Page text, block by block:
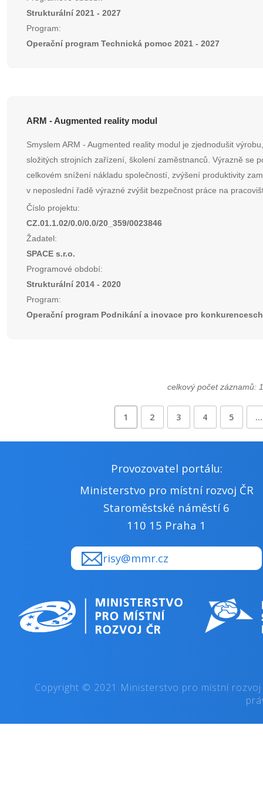
Strukturální 2021 - 2027
Program:
Operační program Technická pomoc 2021 - 2027
ARM - Augmented reality modul
Smyslem ARM - Augmented reality modul je zjednodušit
složitých strojních zařízení, školení zaměstnanců. Výrazně se
celkovém snížení nákladu společností, zvýšení produktivity
v neposlední řadě výrazné zvýšit bezpečnost práce na
Číslo projektu:
CZ.01.1.02/0.0/0.0/20_359/0023846
Žadatel:
SPACE s.r.o.
Programové období:
Strukturální 2014 - 2020
Program:
Operační program Podnikání a inovace pro
celkový počet záznamů:
1 2 3 4 5 …
Provozovatel portálu:
Ministerstvo pro místní rozvoj ČR
Staroměstské náměstí 6
110 15 Praha 1
risy@mmr.cz
Copyright © 2021 Ministerstvo pro místní rozvoj